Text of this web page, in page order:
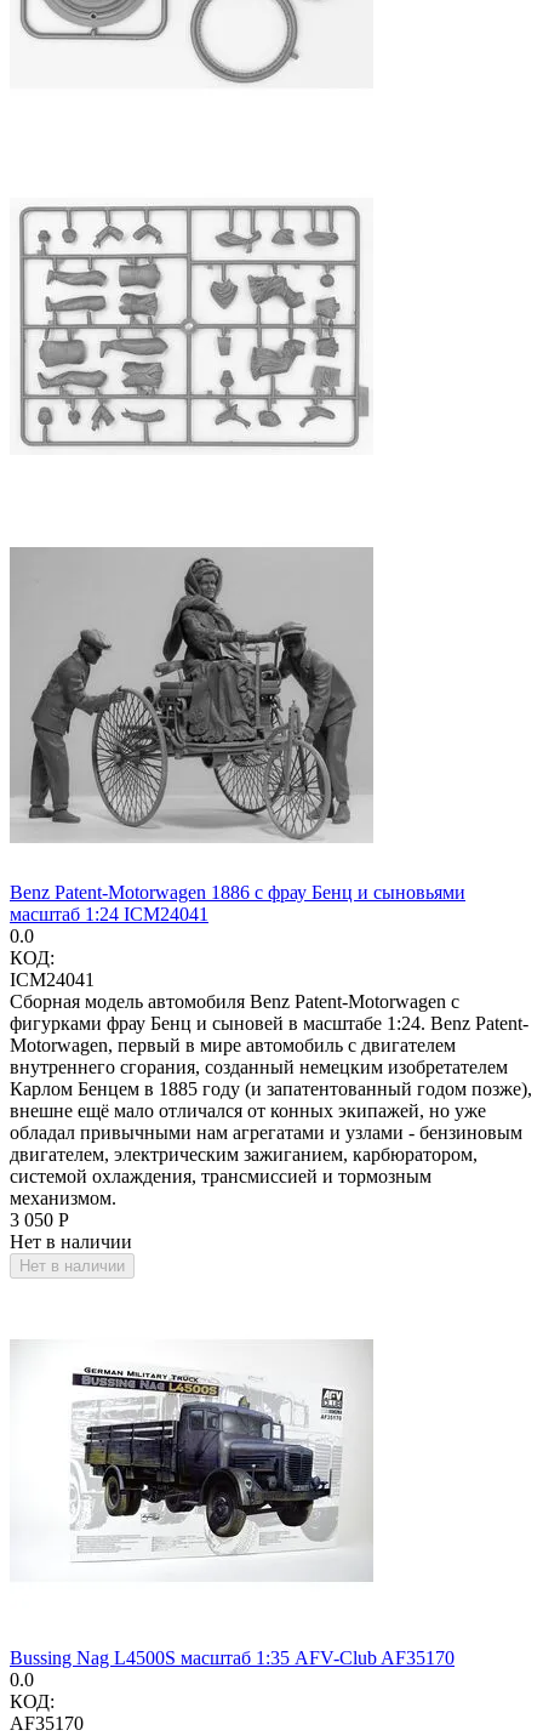
Benz Patent-Motorwagen 1886 с фрау Бенц и сыновьями
масштаб 1:24 ICM24041
0.0
КОД:
ICM24041
Сборная модель автомобиля Benz Patent-Motorwagen с
фигурками фрау Бенц и сыновей в масштабе 1:24. Benz Patent-
Motorwagen, первый в мире автомобиль с двигателем
внутреннего сгорания, созданный немецким изобретателем
Карлом Бенцем в 1885 году (и запатентованный годом позже),
внешне ещё мало отличался от конных экипажей, но уже
обладал привычными нам агрегатами и узлами - бензиновым
двигателем, электрическим зажиганием, карбюратором,
системой охлаждения, трансмиссией и тормозным
механизмом.
3 050 Р
Нет в наличии
Нет в наличии
Bussing Nag L4500S масштаб 1:35 AFV-Club AF35170
0.0
КОД:
AF35170